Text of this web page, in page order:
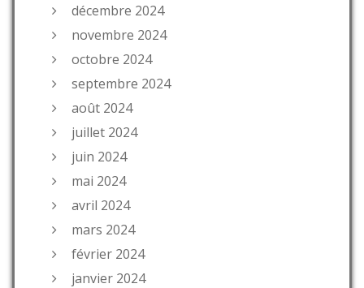
décembre 2024
novembre 2024
octobre 2024
septembre 2024
août 2024
juillet 2024
juin 2024
mai 2024
avril 2024
mars 2024
février 2024
janvier 2024